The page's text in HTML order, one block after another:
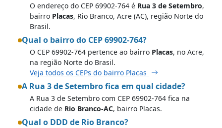
O endereço do CEP 69902-764 é Rua 3 de Setembro,
bairro Placas, Rio Branco, Acre (AC), região Norte do
Brasil.
Qual o bairro do CEP 69902-764?
O CEP 69902-764 pertence ao bairro Placas, no Acre,
na região Norte do Brasil.
Veja todos os CEPs do bairro Placas
A Rua 3 de Setembro fica em qual cidade?
A Rua 3 de Setembro com CEP 69902-764 fica na
cidade de Rio Branco-AC, bairro Placas.
Qual o DDD de Rio Branco?